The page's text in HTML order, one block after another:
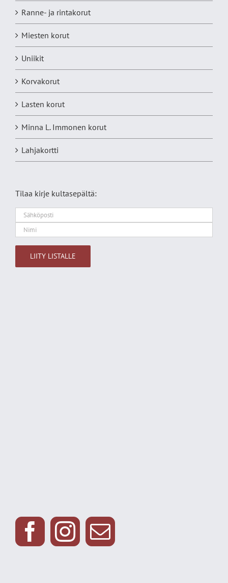
Ranne- ja rintakorut
Miesten korut
Uniikit
Korvakorut
Lasten korut
Minna L. Immonen korut
Lahjakortti
Tilaa kirje kultasepältä: